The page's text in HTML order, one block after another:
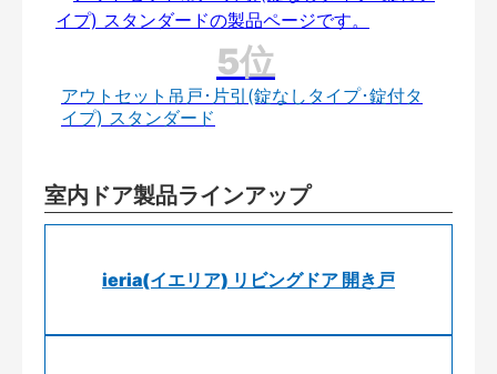
アウトセット吊戸･片引(錠なしタイプ･錠付タ
イプ) スタンダード
室内ドア製品ラインアップ
ieria(イエリア) リビングドア 開き戸